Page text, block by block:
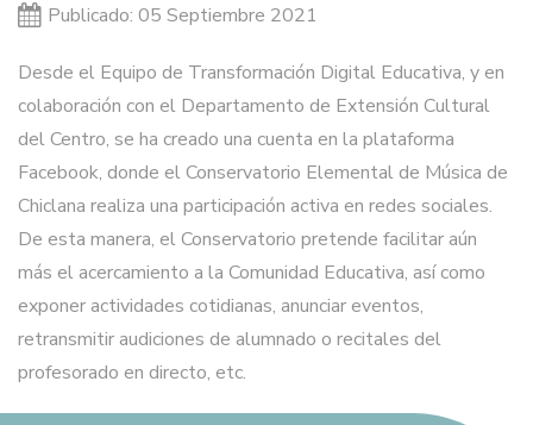
Publicado: 05 Septiembre 2021
Desde el Equipo de Transformación Digital Educativa, y en
colaboración con el Departamento de Extensión Cultural
del Centro, se ha creado una cuenta en la plataforma
Facebook, donde el Conservatorio Elemental de Música de
Chiclana realiza una participación activa en redes sociales.
De esta manera, el Conservatorio pretende facilitar aún
más el acercamiento a la Comunidad Educativa, así como
exponer actividades cotidianas, anunciar eventos,
retransmitir audiciones de alumnado o recitales del
profesorado en directo, etc.